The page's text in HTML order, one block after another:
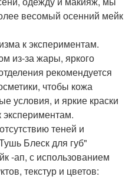
весомый осенний мейк
к экспериментам.
из-за жары, яркого
рекомендуется
чтобы кожа
условия, и яркие краски
теней и
Блеск для губ"
-ап, с использованием
текстур и цветов: